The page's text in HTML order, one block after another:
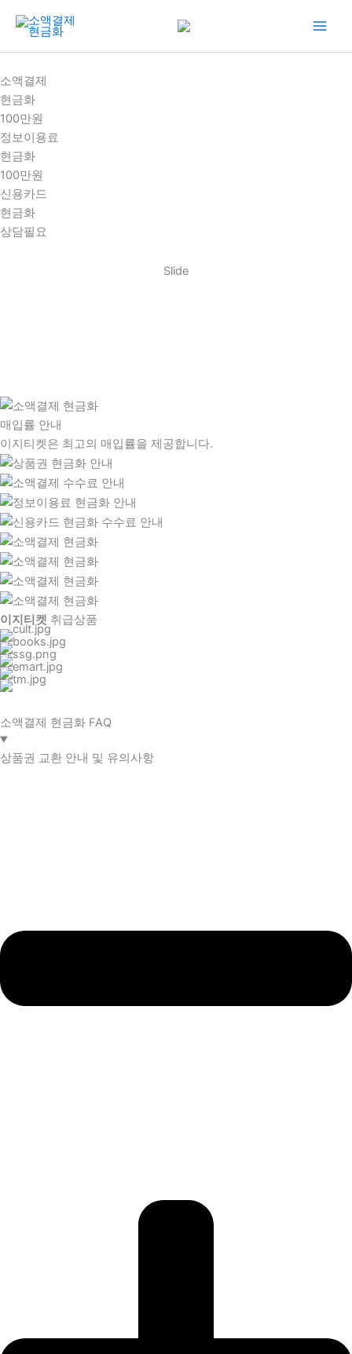
건
너
뛰
기
소액결제
현금화
100만원
정보이용료
현금화
100만원
신용카드
현금화
상담필요
Slide
매입률 안내
이지티켓은 최고의 매입률을 제공합니다.
이지티켓 취급상품
소액결제 현금화 FAQ​
상품권 교환 안내 및 유의사항